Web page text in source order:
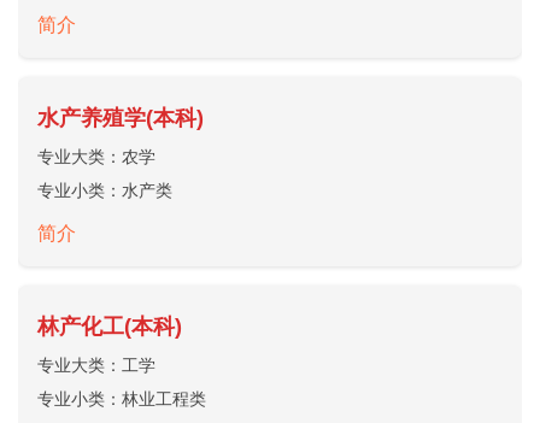
简介
水产养殖学(本科)
专业大类： 农学
专业小类： 水产类
简介
林产化工(本科)
专业大类： 工学
专业小类： 林业工程类